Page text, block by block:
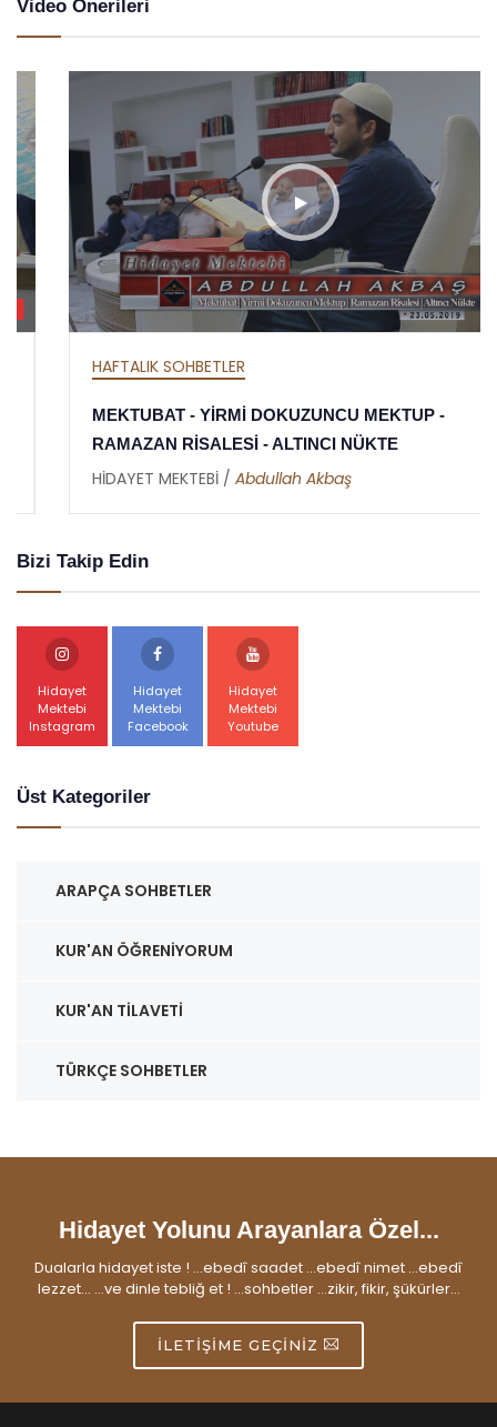
Video Önerileri
HD
HAFTALIK SOHBETLER
MEKTUBAT - YİRMİ DOKUZUNCU MEKTUP -
RAMAZAN RİSALESİ - ALTINCI NÜKTE
HİDAYET MEKTEBİ /Abdullah Akbaş
Bizi Takip Edin
Hidayet
Mektebi
Instagram
Hidayet
Mektebi
Facebook
Hidayet
Mektebi
Youtube
Üst Kategoriler
ARAPÇA SOHBETLER
KUR'AN ÖĞRENIYORUM
KUR'AN TILAVETI
TÜRKÇE SOHBETLER
Hidayet Yolunu Arayanlara Özel...
Dualarla hidayet iste ! ...ebedî saadet ...ebedî nimet ...ebedî
lezzet... ...ve dinle tebliğ et ! ...sohbetler ...zikir, fikir, şükürler...
İLETIŞIME GEÇINIZ